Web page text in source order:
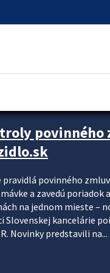
povinného
pravidlá povinného
a zavedú poriadok
na jednom mieste –
kancelárie
Novinky predstavili na...